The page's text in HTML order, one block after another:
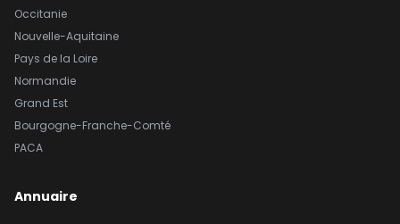
Occitanie
Nouvelle-Aquitaine
Pays de la Loire
Normandie
Grand Est
Bourgogne-Franche-Comté
PACA
Annuaire